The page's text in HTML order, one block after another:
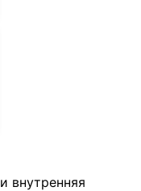
внутренняя